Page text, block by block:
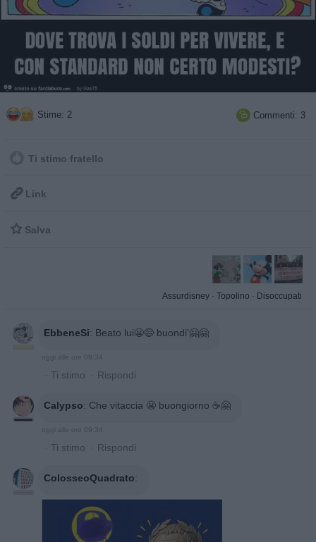
Stime: 2  Commenti: 3
Ti stimo fratello
 Link
 Salva
Assurdisney · Topolino · Disoccupati
EbbeneSi: Beato lui😬😅 buondi'🤗🤗
· Ti stimo · Rispondi
Calypso: Che vitaccia 😬 buongiorno ☕🤗
· Ti stimo · Rispondi
ColosseoQuadrato: